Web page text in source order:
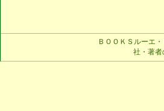
ＢＯＯＫＳルーエ・
社・著者